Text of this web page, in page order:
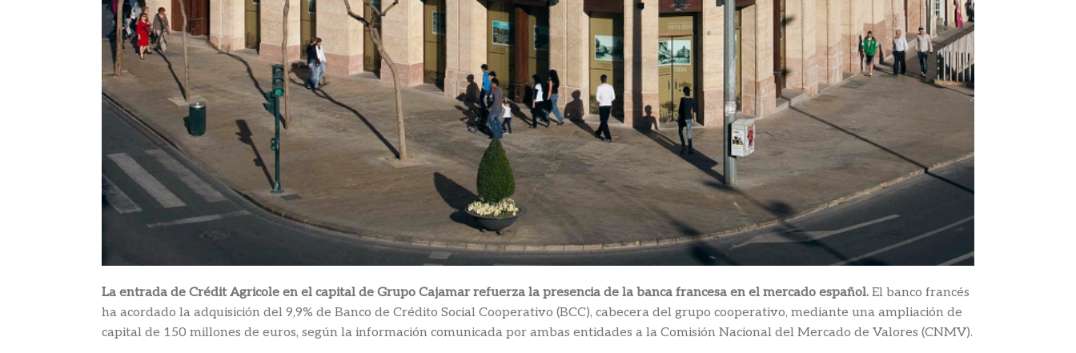
La entrada de Crédit Agricole en el capital de Grupo Cajamar refuerza la presencia de la banca francesa en el mercado español. El banco francés
ha acordado la adquisición del 9,9% de Banco de Crédito Social Cooperativo (BCC), cabecera del grupo cooperativo, mediante una ampliación de
capital de 150 millones de euros, según la información comunicada por ambas entidades a la Comisión Nacional del Mercado de Valores (CNMV).